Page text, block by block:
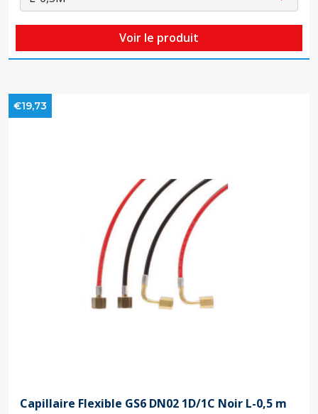
Voir le produit
€19,73
Capillaire Flexible GS6 DN02 1D/1C Noir L-0,5 m